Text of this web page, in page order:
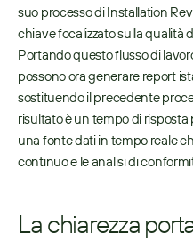
suo processo di Installation
chiave focalizzato sulla qualità
Portando questo flusso di
possono ora generare report
sostituendo il precedente
risultato è un tempo di
una fonte dati in tempo reale
continuo e le analisi di
La chiarezza